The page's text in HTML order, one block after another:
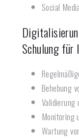
Social
Schulung für
Behebung
Validierung
Monitoring
Wartung